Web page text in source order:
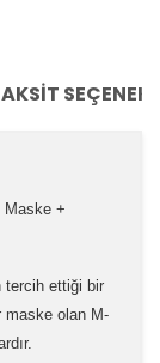
Maske +
tercih ettiği bir
maske olan M-